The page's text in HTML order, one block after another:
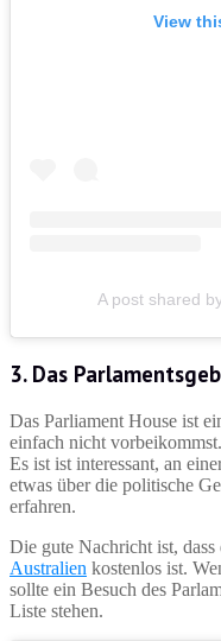
View
A post shared
3. Das
Das Parliament House ist
einfach nicht
Es ist ist interessant, an
etwas über die politische
erfahren.
Die gute Nachricht ist,
Australien kostenlos ist.
sollte ein Besuch des
Liste stehen.